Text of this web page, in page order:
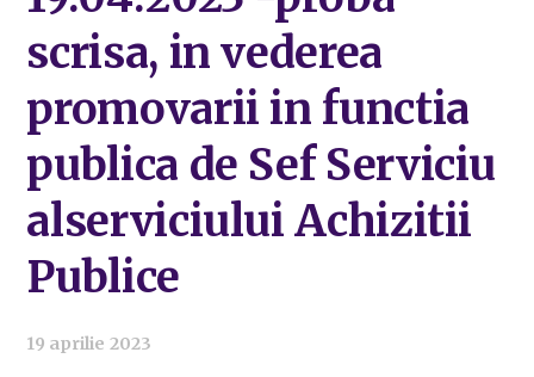
scrisa, in vederea
promovarii in functia
publica de Sef Serviciu
alserviciului Achizitii
Publice
19 aprilie 2023